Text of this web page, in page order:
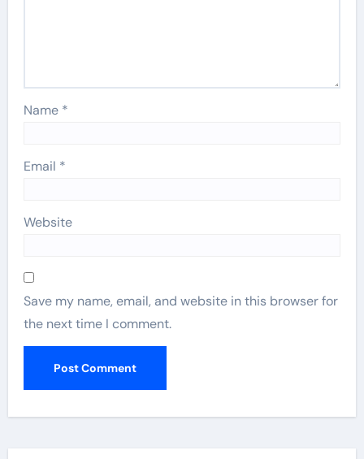
Name *
Email *
Website
Save my name, email, and website in this browser for
the next time I comment.